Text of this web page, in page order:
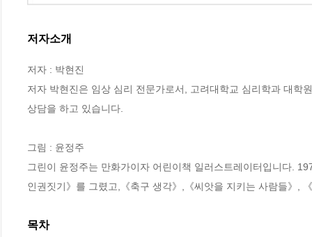
저자소개
저자 : 박현진
저자 박현진은 임상 심리 전문가로서, 고려대학교 심리학과 대학
상담을 하고 있습니다.
그림 : 윤정주
그린이 윤정주는 만화가이자 어린이책 일러스트레이터입니다.
인권짓기》를 그렸고,《축구 생각》,《씨앗을 지키는 사람들》,
목차